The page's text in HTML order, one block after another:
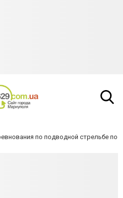
по подводной стрельбе по